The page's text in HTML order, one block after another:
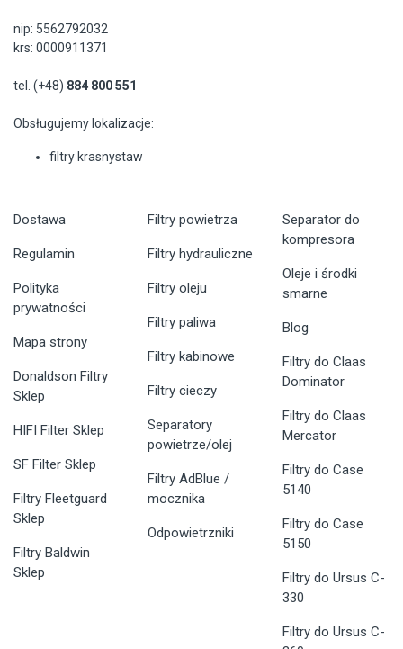
nip: 5562792032
krs: 0000911371
tel. (+48) 884 800 551
Obsługujemy lokalizacje:
filtry krasnystaw
Dostawa
Regulamin
Polityka
prywatności
Mapa strony
Donaldson Filtry
Sklep
HIFI Filter Sklep
SF Filter Sklep
Filtry Fleetguard
Sklep
Filtry Baldwin
Sklep
Filtry powietrza
Filtry hydrauliczne
Filtry oleju
Filtry paliwa
Filtry kabinowe
Filtry cieczy
Separatory
powietrze/olej
Filtry AdBlue /
mocznika
Odpowietrzniki
Separator do
kompresora
Oleje i środki
smarne
Blog
Filtry do Claas
Dominator
Filtry do Claas
Mercator
Filtry do Case
5140
Filtry do Case
5150
Filtry do Ursus C-
330
Filtry do Ursus C-